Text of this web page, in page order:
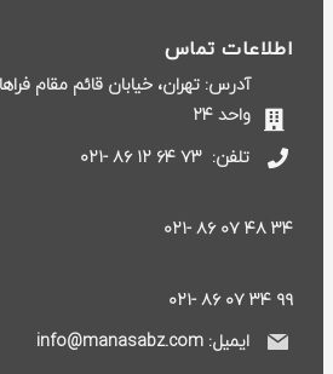
اطلاعات تماس
واحد ۲۴
تلفن:۷۳ ۶۴ ۱۲ ۸۶ -۰۲۱
۳۴ ۴۸ ۰۷ ۸۶ -۰۲۱
۹۹ ۳۴ ۰۷ ۸۶ -۰۲۱
ایمیل: info@manasabz.com